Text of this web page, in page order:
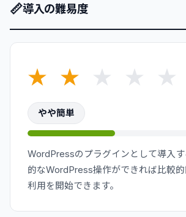
📏導入の難易度
★ ★ ★ ★ ★
やや簡単
WordPressのプラグインとして導入
的なWordPress操作ができれば比較的
利用を開始できます。